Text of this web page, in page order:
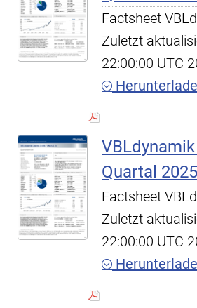
Factsheet
Zuletzt
22:00:00 UTC
Quartal 2025
Factsheet
Zuletzt
22:00:00 UTC